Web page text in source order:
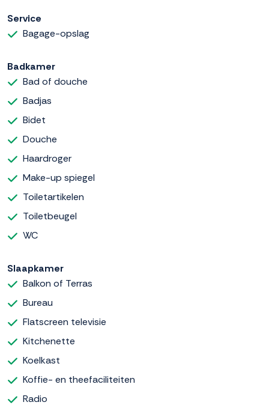
Service
Bagage-opslag
Badkamer
Bad of douche
Badjas
Bidet
Douche
Haardroger
Make-up spiegel
Toiletartikelen
Toiletbeugel
WC
Slaapkamer
Balkon of Terras
Bureau
Flatscreen televisie
Kitchenette
Koelkast
Koffie- en theefaciliteiten
Radio